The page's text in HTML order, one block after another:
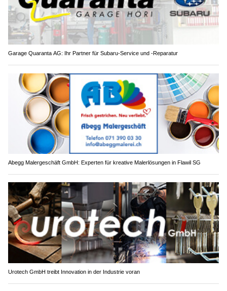
Garage Quaranta AG: Ihr Partner für Subaru-Service und -Reparatur
Abegg Malergeschäft GmbH: Experten für kreative Malerlösungen in Flawil SG
Urotech GmbH treibt Innovation in der Industrie voran